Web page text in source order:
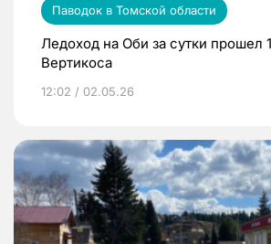
Паводок в Томской области
Ледоход на Оби за сутки прошел
Вертикоса
12:02 / 02.05.26